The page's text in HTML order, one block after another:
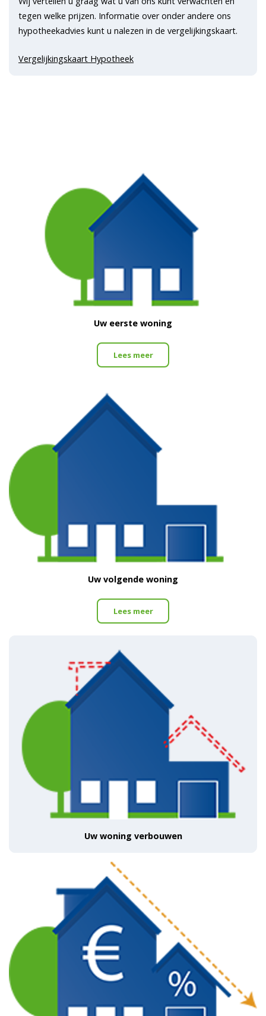
tegen welke prijzen. Informatie over onder andere ons
hypotheekadvies kunt u nalezen in de vergelijkingskaart.
Vergelijkingskaart Hypotheek
Uw eerste woning
Lees meer
Uw volgende woning
Lees meer
Uw woning verbouwen